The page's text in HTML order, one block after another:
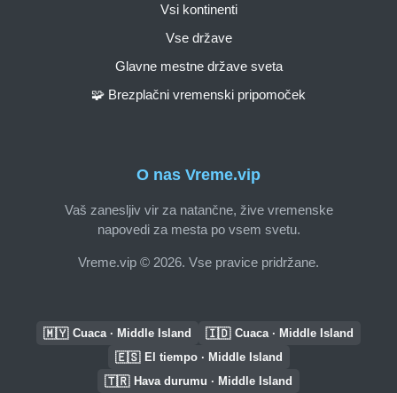
O nas Vreme.vip
Vaš zanesljiv vir za natančne, žive vremenske
napovedi za mesta po vsem svetu.
Vreme.vip © 2026. Vse pravice pridržane.
Vsi kontinenti
Vse države
Glavne mestne države sveta
🧩 Brezplačni vremenski pripomoček
🇲🇾 Cuaca · Middle Island 🇮🇩 Cuaca · Middle Island
🇪🇸 El tiempo · Middle Island
🇹🇷 Hava durumu · Middle Island